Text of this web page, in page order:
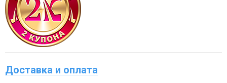
Доставка и оплата